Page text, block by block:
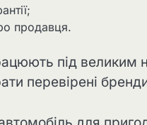
продавця.
під великим
перевірені